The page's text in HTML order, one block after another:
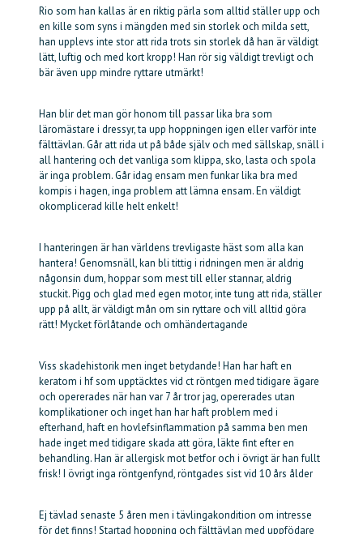
Rio som han kallas är en riktig pärla som alltid ställer upp och
en kille som syns i mängden med sin storlek och milda sett,
han upplevs inte stor att rida trots sin storlek då han är väldigt
lätt, luftig och med kort kropp! Han rör sig väldigt trevligt och
bär även upp mindre ryttare utmärkt!
Han blir det man gör honom till passar lika bra som
läromästare i dressyr, ta upp hoppningen igen eller varför inte
fälttävlan. Går att rida ut på både själv och med sällskap, snäll i
all hantering och det vanliga som klippa, sko, lasta och spola
är inga problem. Går idag ensam men funkar lika bra med
kompis i hagen, inga problem att lämna ensam. En väldigt
okomplicerad kille helt enkelt!
I hanteringen är han världens trevligaste häst som alla kan
hantera! Genomsnäll, kan bli tittig i ridningen men är aldrig
någonsin dum, hoppar som mest till eller stannar, aldrig
stuckit. Pigg och glad med egen motor, inte tung att rida, ställer
upp på allt, är väldigt mån om sin ryttare och vill alltid göra
rätt! Mycket förlåtande och omhändertagande
Viss skadehistorik men inget betydande! Han har haft en
keratom i hf som upptäcktes vid ct röntgen med tidigare ägare
och opererades när han var 7 år tror jag, opererades utan
komplikationer och inget han har haft problem med i
efterhand, haft en hovlefsinflammation på samma ben men
hade inget med tidigare skada att göra, läkte fint efter en
behandling. Han är allergisk mot betfor och i övrigt är han fullt
frisk! I övrigt inga röntgenfynd, röntgades sist vid 10 års ålder
Ej tävlad senaste 5 åren men i tävlingakondition om intresse
för det finns! Startad hoppning och fälttävlan med uppfödare